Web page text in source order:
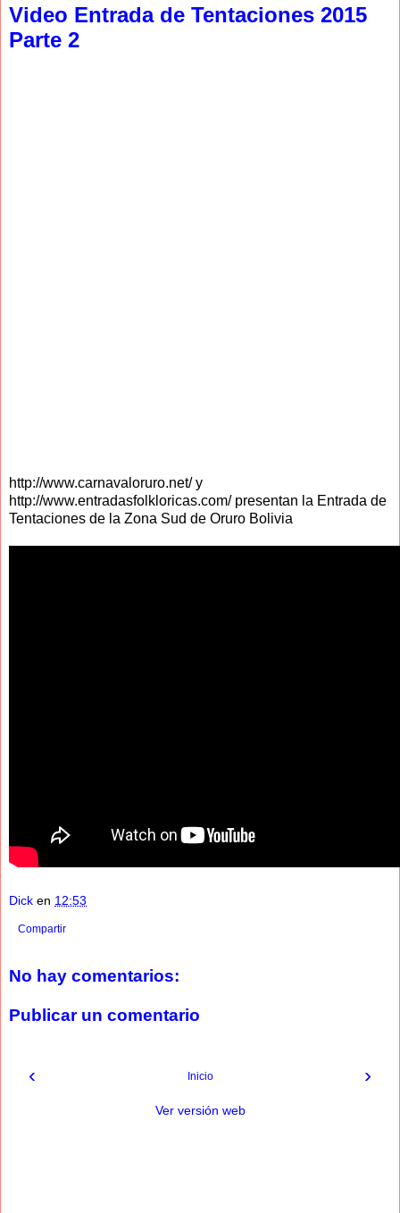
Video Entrada de Tentaciones 2015
Parte 2
http://www.carnavaloruro.net/ y
http://www.entradasfolkloricas.com/ presentan la Entrada de
Tentaciones de la Zona Sud de Oruro Bolivia
Dick en 12:53
Compartir
No hay comentarios:
Publicar un comentario
‹ ›
Inicio
Ver versión web